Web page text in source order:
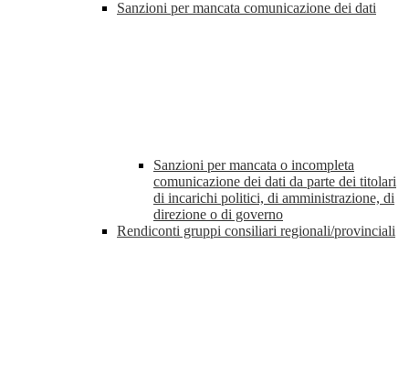
Sanzioni per mancata comunicazione dei dati
Sanzioni per mancata o incompleta
comunicazione dei dati da parte dei titolari
di incarichi politici, di amministrazione, di
direzione o di governo
Rendiconti gruppi consiliari regionali/provinciali